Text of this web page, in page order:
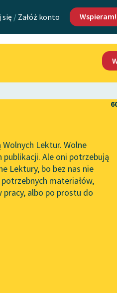
się / Załóż konto Wspieram!
Kontakt
O projekcie
Zasady wykorzystania
Wolnych Lektur
Logotypy
Materiały promocyjne
Lektur. Wolne
Ale oni potrzebują
Lektury, bo bez nas nie
materiałów,
albo po prostu do